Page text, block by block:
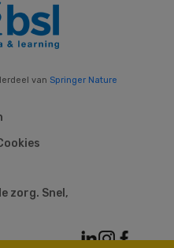
van Springer Nature
zorg. Snel,